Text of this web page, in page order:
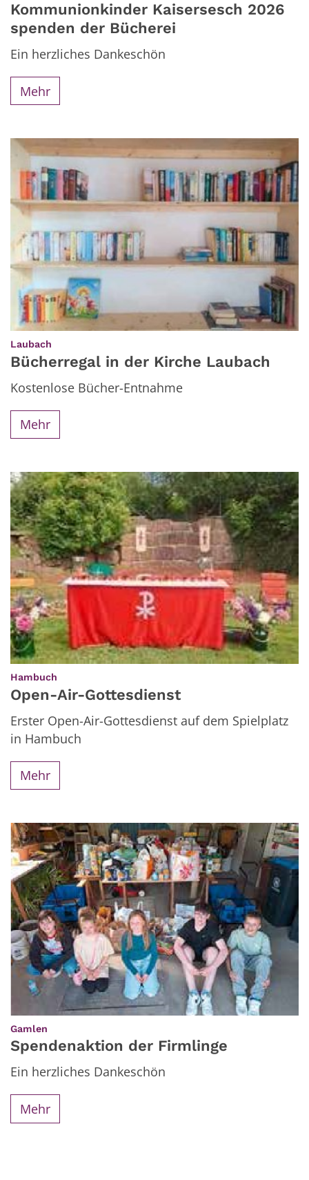
Kommunionkinder Kaisersesch 2026
spenden der Bücherei
Ein herzliches Dankeschön
Mehr
Laubach
Bücherregal in der Kirche Laubach
Kostenlose Bücher-Entnahme
Mehr
Hambuch
Open-Air-Gottesdienst
Erster Open-Air-Gottesdienst auf dem Spielplatz
in Hambuch
Mehr
Gamlen
Spendenaktion der Firmlinge
Ein herzliches Dankeschön
Mehr